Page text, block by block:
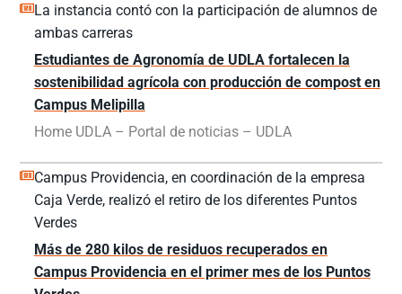
La instancia contó con la participación de alumnos de
ambas carreras
Estudiantes de Agronomía de UDLA fortalecen la
sostenibilidad agrícola con producción de compost en
Campus Melipilla
Home UDLA – Portal de noticias – UDLA
Campus Providencia, en coordinación de la empresa
Caja Verde, realizó el retiro de los diferentes Puntos
Verdes
Más de 280 kilos de residuos recuperados en
Campus Providencia en el primer mes de los Puntos